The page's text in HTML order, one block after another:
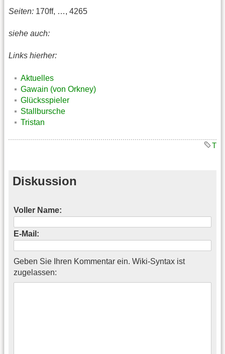
Seiten: 170ff, …, 4265
siehe auch:
Links hierher:
Aktuelles
Gawain (von Orkney)
Glücksspieler
Stallbursche
Tristan
T
Diskussion
Voller Name:
E-Mail:
Geben Sie Ihren Kommentar ein. Wiki-Syntax ist
zugelassen: